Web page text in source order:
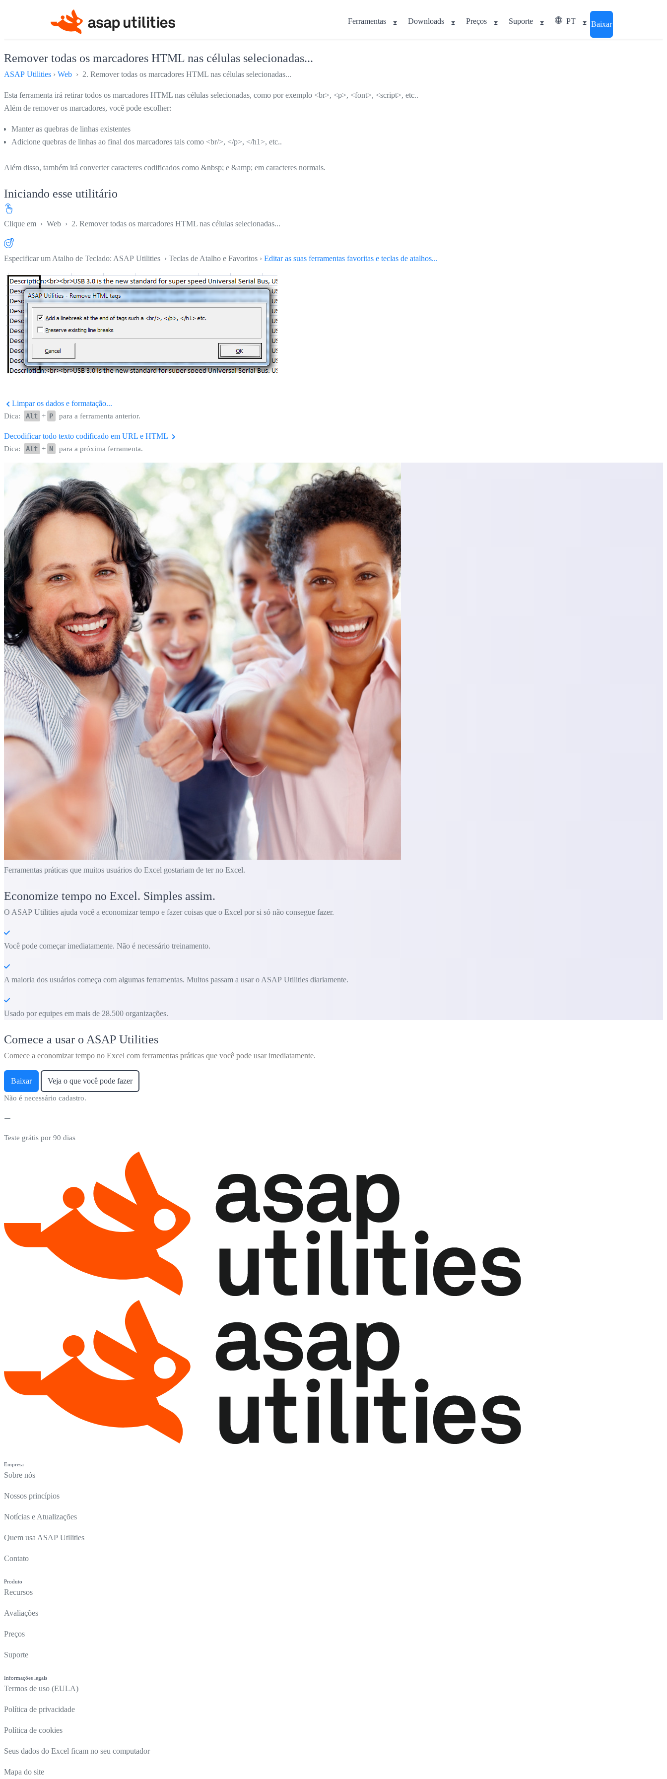
Ferramentas Downloads Preços Suporte PT Baixar
Remover todas os marcadores HTML nas células selecionadas...
ASAP Utilities › Web › 2. Remover todas os marcadores HTML nas células selecionadas...
Esta ferramenta irá retirar todos os marcadores HTML nas células selecionadas, como por exemplo <br>, <p>, <font>, <script>, etc..
Além de remover os marcadores, você pode escolher:
Manter as quebras de linhas existentes
Adicione quebras de linhas ao final dos marcadores tais como <br/>, </p>, </h1>, etc..
Além disso, também irá converter caracteres codificados como &nbsp; e &amp; em caracteres normais.
Iniciando esse utilitário
Clique em › Web › 2. Remover todas os marcadores HTML nas células selecionadas...
Especificar um Atalho de Teclado: ASAP Utilities › Teclas de Atalho e Favoritos › Editar as suas ferramentas favoritas e teclas de atalhos...
Limpar os dados e formatação...
Dica: Alt + P para a ferramenta anterior.
Decodificar todo texto codificado em URL e HTML
Dica: Alt + N para a próxima ferramenta.
Ferramentas práticas que muitos usuários do Excel gostariam de ter no Excel.
Economize tempo no Excel. Simples assim.
O ASAP Utilities ajuda você a economizar tempo e fazer coisas que o Excel por si só não consegue fazer.
Você pode começar imediatamente. Não é necessário treinamento.
A maioria dos usuários começa com algumas ferramentas. Muitos passam a usar o ASAP Utilities diariamente.
Usado por equipes em mais de 28.500 organizações.
Comece a usar o ASAP Utilities
Comece a economizar tempo no Excel com ferramentas práticas que você pode usar imediatamente.
Baixar Veja o que você pode fazer
Não é necessário cadastro.
Teste grátis por 90 dias
Empresa
Sobre nós
Nossos princípios
Notícias e Atualizações
Quem usa ASAP Utilities
Contato
Produto
Recursos
Avaliações
Preços
Suporte
Informações legais
Termos de uso (EULA)
Política de privacidade
Política de cookies
Seus dados do Excel ficam no seu computador
Mapa do site